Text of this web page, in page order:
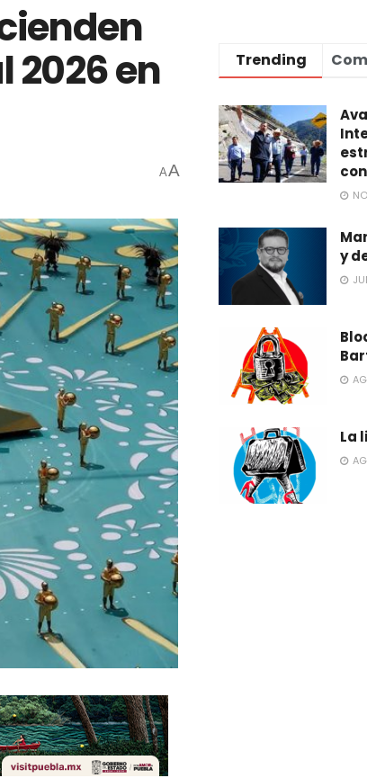
en
AA
Trending
y
La